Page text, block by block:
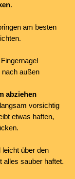
.
am besten
außen
abziehen
vorsichtig
etwas haften,
über den
alles sauber haftet.